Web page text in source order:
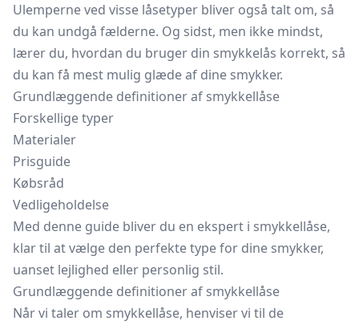
Ulemperne ved visse låsetyper bliver også talt om, så
du kan undgå fælderne. Og sidst, men ikke mindst,
lærer du, hvordan du bruger din smykkelås korrekt, så
du kan få mest mulig glæde af dine smykker.
Grundlæggende definitioner af smykkellåse
Forskellige typer
Materialer
Prisguide
Købsråd
Vedligeholdelse
Med denne guide bliver du en ekspert i smykkellåse,
klar til at vælge den perfekte type for dine smykker,
uanset lejlighed eller personlig stil.
Grundlæggende definitioner af smykkellåse
Når vi taler om smykkellåse, henviser vi til de